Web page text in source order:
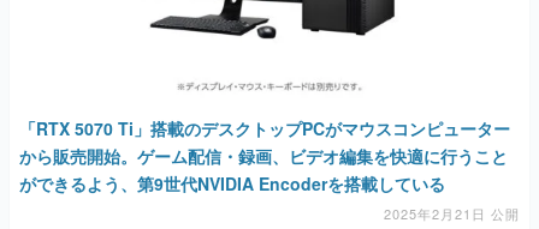
「RTX 5070 Ti」搭載のデスクトップPCがマウスコンピューター
から販売開始。ゲーム配信・録画、ビデオ編集を快適に行うこと
ができるよう、第9世代NVIDIA Encoderを搭載している
2025年2月21日 公開